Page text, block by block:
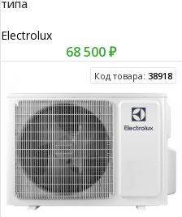
типа
Electrolux
68 500₽
Код товара: 38918